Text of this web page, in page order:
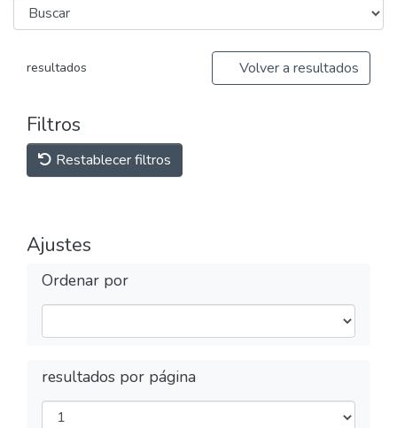
resultados Volver a resultados
Filtros
Restablecer filtros
Ajustes
Ordenar por
resultados por página